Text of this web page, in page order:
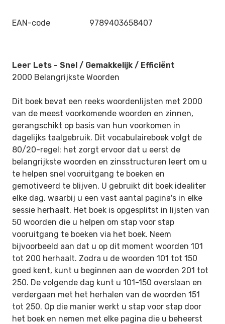
EAN-code 9789403658407
Leer Lets - Snel / Gemakkelijk / Efficiënt
2000 Belangrijkste Woorden
Dit boek bevat een reeks woordenlijsten met 2000
van de meest voorkomende woorden en zinnen,
gerangschikt op basis van hun voorkomen in
dagelijks taalgebruik. Dit vocabulaireboek volgt de
80/20-regel: het zorgt ervoor dat u eerst de
belangrijkste woorden en zinsstructuren leert om u
te helpen snel vooruitgang te boeken en
gemotiveerd te blijven. U gebruikt dit boek idealiter
elke dag, waarbij u een vast aantal pagina's in elke
sessie herhaalt. Het boek is opgesplitst in lijsten van
50 woorden die u helpen om stap voor stap
vooruitgang te boeken via het boek. Neem
bijvoorbeeld aan dat u op dit moment woorden 101
tot 200 herhaalt. Zodra u de woorden 101 tot 150
goed kent, kunt u beginnen aan de woorden 201 tot
250. De volgende dag kunt u 101-150 overslaan en
verdergaan met het herhalen van de woorden 151
tot 250. Op die manier werkt u stap voor stap door
het boek en nemen met elke pagina die u beheerst